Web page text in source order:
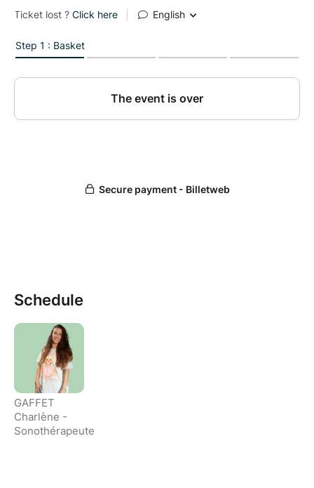
– Pour tous les sensibles, les rêveurs, les intuitifs en
quête de calme, d’écoute et de beauté
– Aucune pratique préalable n’est nécessaire
⁎⁎⁎ Un moment pour ralentir, écouter, vibrer,
Schedule
GAFFET
Charlène -
Sonothérapeute